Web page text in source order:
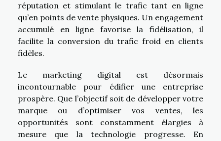
réputation et stimulant le trafic tant en ligne
qu’en points de vente physiques. Un engagement
accumulé en ligne favorise la fidélisation, il
facilite la conversion du trafic froid en clients
fidèles.
Le marketing digital est désormais
incontournable pour édifier une entreprise
prospère. Que l’objectif soit de développer votre
marque ou d’optimiser vos ventes, les
opportunités sont constamment élargies à
mesure que la technologie progresse. En